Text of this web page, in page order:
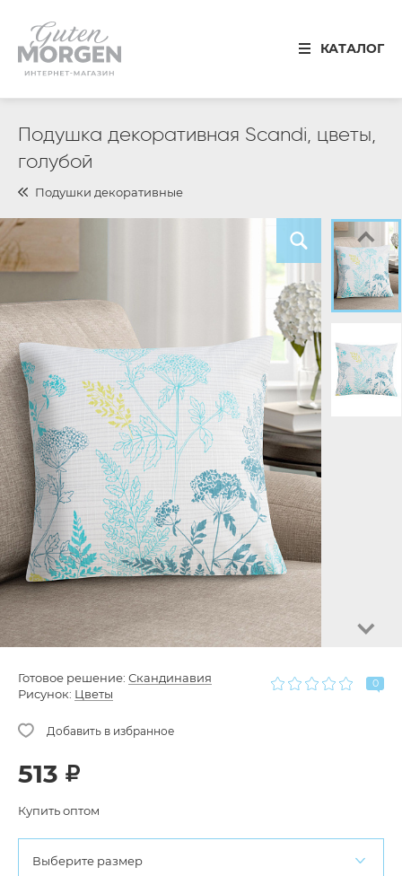
КАТАЛОГ
Иваново
8 800 100 34 50
Звонок по России бесплатный
Спальня
Кухня
Столовая
Ванная
Готовые решения
Распродажа
Подушка декоративная Scandi, цветы,
голубой
Подушки декоративные
Готовое решение: Скандинавия
Рисунок: Цветы
0
513
Купить оптом
Выберите размер